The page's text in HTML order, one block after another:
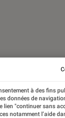
à des fins
données de
lien "continuer sans
notamment l’aide